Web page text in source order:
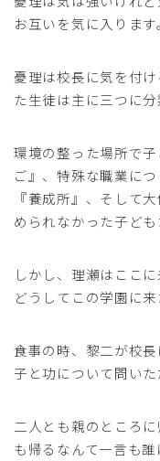
お互いを気に入ります
憂理は校長に気を付
た生徒は主に三つに分
環境の整った場所で
ご』、特殊な職業に
『養成所』、そして
められなかった子ども
しかし、理瀬はここ
どうしてこの学園に
食事の時、黎二が校
子と功について問いた
二人とも親のところ
も帰るなんて一言も